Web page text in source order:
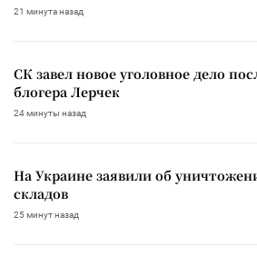
21 минута назад
СК завел новое уголовное дело
блогера Лерчек
24 минуты назад
На Украине заявили об
складов
25 минут назад